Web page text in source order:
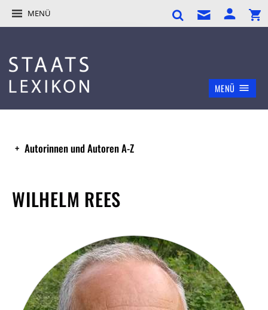
MENÜ
MENÜ
Autorinnen und Autoren A-Z
WILHELM REES